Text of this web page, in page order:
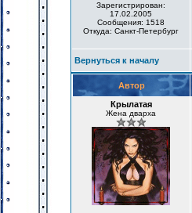
Зарегистрирован:
17.02.2005
Сообщения: 1518
Откуда: Санкт-Петербург
Вернуться к началу
Автор
Крылатая
Жена дварха